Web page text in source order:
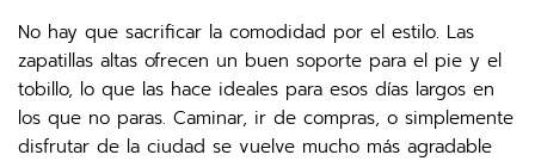
No hay que sacrificar la comodidad por el estilo. Las
zapatillas altas ofrecen un buen soporte para el pie y el
tobillo, lo que las hace ideales para esos días largos en
los que no paras. Caminar, ir de compras, o simplemente
disfrutar de la ciudad se vuelve mucho más agradable